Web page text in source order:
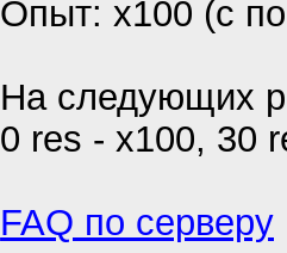
Опыт: х100 (с
На следующих
0 res - x100, 30
FAQ по серверу